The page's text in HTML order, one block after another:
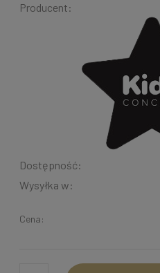
Producent:
Dostępność:
Wysyłka w:
Cena: